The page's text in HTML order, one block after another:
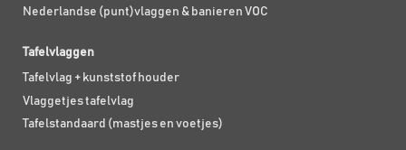
Nederlandse (punt)vlaggen & banieren VOC
Tafelvlaggen
Tafelvlag + kunststof houder
Vlaggetjes tafelvlag
Tafelstandaard (mastjes en voetjes)